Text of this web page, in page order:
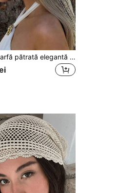
1 buc. eșarfă pătrată elegantă pentru femei, culoare uni, cu bordură din dantelă, eșarfă multifuncțională pentru păr, esențială pentru vacanțe de vară la plajă și călătorii